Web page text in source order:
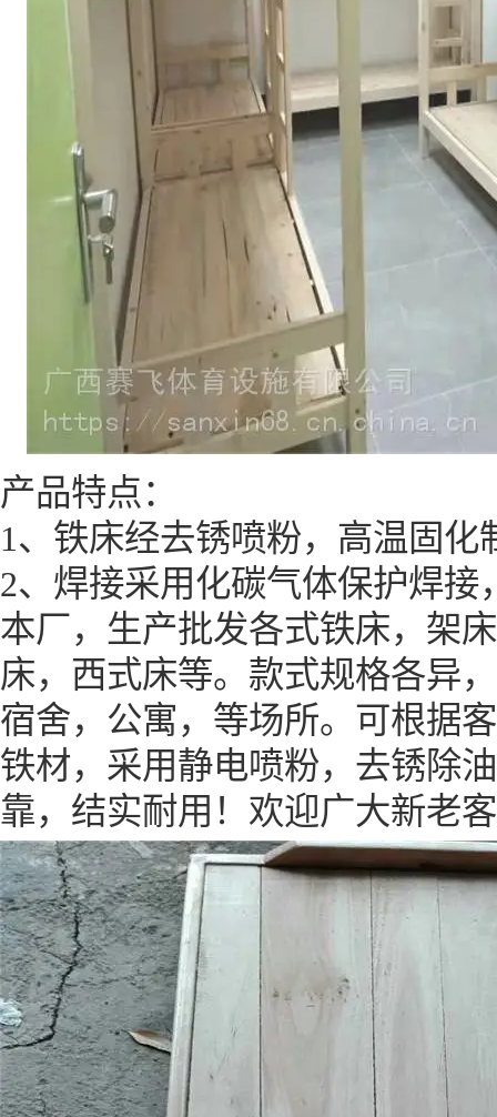
产品特点：
1、铁床经去锈喷粉，高温固化
2、焊接采用化碳气体保护焊
本厂，生产批发各式铁床，架
床，西式床等。款式规格各异
宿舍，公寓，等场所。可根据
铁材，采用静电喷粉，去锈除
靠，结实耐用！欢迎广大新老